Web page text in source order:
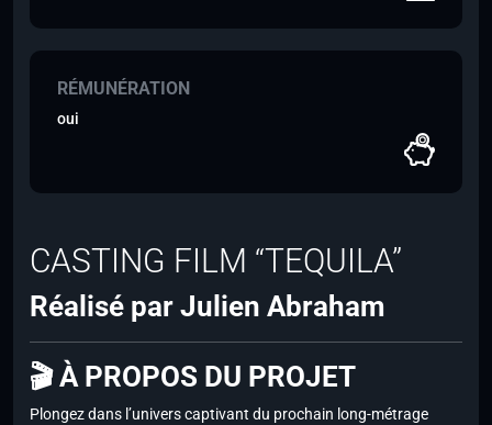
RÉMUNÉRATION
oui
CASTING FILM “TEQUILA”
Réalisé par Julien Abraham
🎬 À PROPOS DU PROJET
Plongez dans l’univers captivant du prochain long-métrage